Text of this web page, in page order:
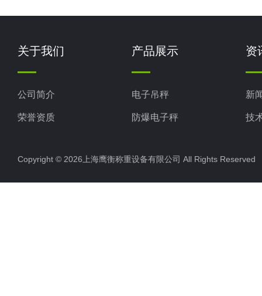
关于我们
公司简介
荣誉资质
产品展示
电子吊秤
防爆电子秤
电子汽车衡
电子天平
资
新
技
Copyright © 2026上海鹰衡称重设备有限公司 All Rights